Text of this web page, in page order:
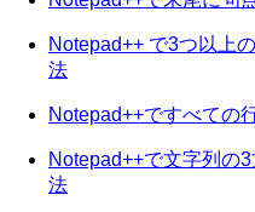
Notepad++ で3つ以上
法
Notepad++ですべての
Notepad++で文字列の
法